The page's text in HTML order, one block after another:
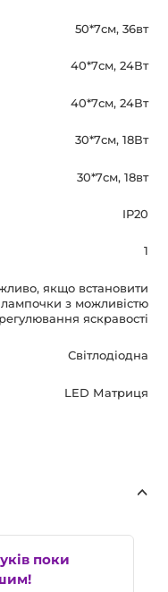
50*7см, 36вт
40*7см, 24Вт
40*7см, 24Вт
30*7см, 18Вт
30*7см, 18вт
IP20
1
якщо встановити
лампочки з можливістю
регулювання яскравості
Світлодіодна
LED Матриця
поки